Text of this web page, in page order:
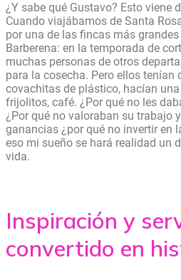
¿Y sabe qué Gustavo? Esto viene
Cuando viajábamos de Santa
por una de las fincas más
Barberena: en la temporada de
muchas personas de otros
para la cosecha. Pero ellos tenían
covachitas de plástico, hacían
frijolitos, café. ¿Por qué no les
¿Por qué no valoraban su trabajo
ganancias ¿por qué no invertir en
eso mi sueño se hará realidad un
vida.
Inspiración y
convertido en